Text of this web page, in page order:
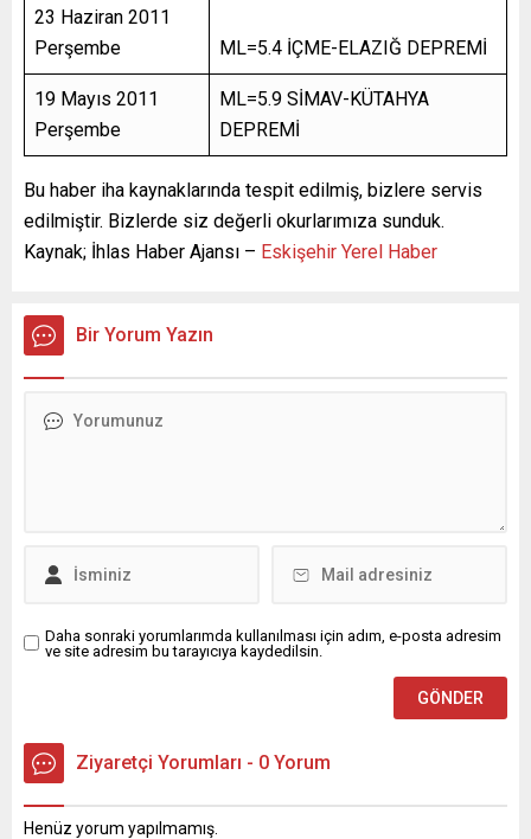
23 Haziran 2011
Perşembe
ML=5.4 İÇME-ELAZIĞ DEPREMİ
19 Mayıs 2011
Perşembe
ML=5.9 SİMAV-KÜTAHYA
DEPREMİ
Bu haber iha kaynaklarında tespit edilmiş, bizlere servis
edilmiştir. Bizlerde siz değerli okurlarımıza sunduk.
Kaynak; İhlas Haber Ajansı – Eskişehir Yerel Haber
Bir Yorum Yazın
Daha sonraki yorumlarımda kullanılması için adım, e-posta adresim
ve site adresim bu tarayıcıya kaydedilsin.
Ziyaretçi Yorumları - 0 Yorum
Henüz yorum yapılmamış.